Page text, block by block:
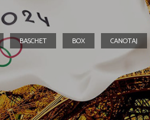
BASCHET BOX CANOTAJ